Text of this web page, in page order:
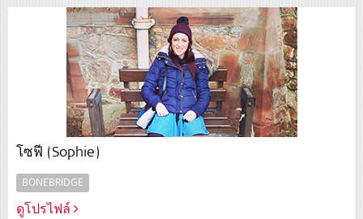
โซฟี (Sophie)
BONEBRIDGE
ดูโปรไฟล์